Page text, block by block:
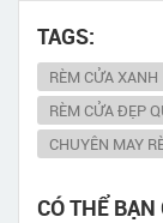
TAGS:
RÈM CỬA XANH
RÈM CỬA ĐẸP
CHUYÊN MAY
CÓ THỂ